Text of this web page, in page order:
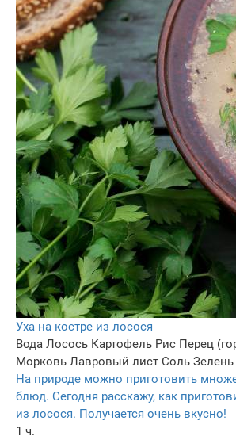
Уха на костре из лосося
Вода Лосось Картофель Рис Перец
Морковь Лавровый лист Соль Зелень
На природе можно приготовить
блюд. Сегодня расскажу, как
из лосося. Получается очень вкусно!
1 ч.